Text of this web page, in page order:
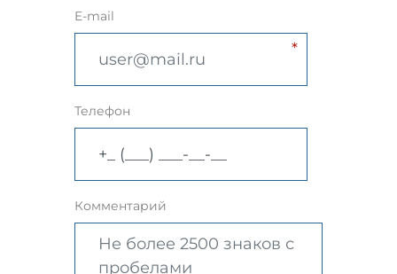
E-mail
Телефон
Комментарий